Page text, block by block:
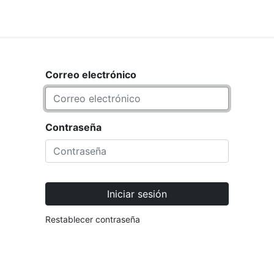
Correo electrónico
Contraseña
Iniciar sesión
Restablecer contraseña